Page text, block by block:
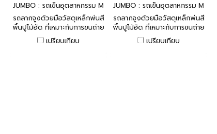
JUMBO : รถเข็นอุตสาหกรรม M
T-1508SN
รถลากจูงด้วยมือวัสดุเหล็กพ่นสี
พื้นปูไม้อัด ที่เหมาะกับการขนถ่าย
สินค้าชิ้นใหญ่ได้อย่างคล่องตัว
เปรียบเทียบ
JUMBO : รถเข็นอุตสาหกรรม M
T-1208SN
รถลากจูงด้วยมือวัสดุเหล็กพ่นสี
พื้นปูไม้อัด ที่เหมาะกับการขนถ่าย
สินค้าชิ้นใหญ่ได้อย่างคล่องตัว
เปรียบเทียบ